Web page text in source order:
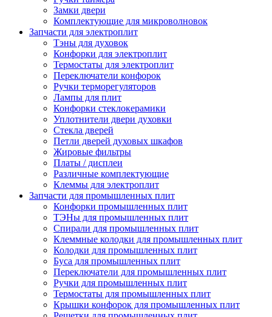
Замки двери
Комплектующие для микроволновок
Запчасти для электроплит
Тэны для духовок
Конфорки для электроплит
Термостаты для электроплит
Переключатели конфорок
Ручки терморегуляторов
Лампы для плит
Конфорки стеклокерамики
Уплотнители двери духовки
Стекла дверей
Петли дверей духовых шкафов
Жировые фильтры
Платы / дисплеи
Различные комплектующие
Клеммы для электроплит
Запчасти для промышленных плит
Конфорки промышленных плит
ТЭНы для промышленных плит
Спирали для промышленных плит
Клеммные колодки для промышленных плит
Колодки для промышленных плит
Буса для промышленных плит
Переключатели для промышленных плит
Ручки для промышленных плит
Термостаты для промышленных плит
Крышки конфорок для промышленных плит